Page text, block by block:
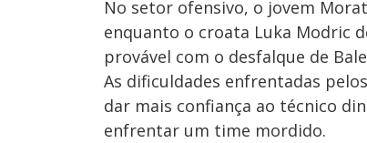
No setor ofensivo, o jovem
enquanto o croata Luka Modric
provável com o desfalque de
As dificuldades enfrentadas
dar mais confiança ao técnico
enfrentar um time mordido.